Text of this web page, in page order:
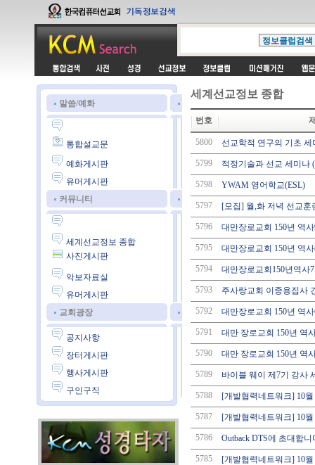
말씀/예화
통합설교문
예화게시판
유머게시판
커뮤니티
세계선교정보 종합
사진게시판
악보자료실
유머게시판
교회광장
공지사항
장터게시판
행사게시판
구인구직
세계선교정보 종합
번호
5800 선교학적 연구의 기초
5799 적정기술과 선교 세미나
5798 YWAM 영어학교(ESL)
5797 [모집] 월,화 저녁 선교훈
5796 대만장로교회 150년 역
5795 대만장로교회 150년 역
5794 대만장로교회150년역사7
5793 주사랑교회 이종용집사
5792 대만장로교회 150년 역
5791 대만 장로교회 150년 역
5790 대만 장로교회 150년 역
5789 바이블 웨이 제7기 강사
5788 [개발협력네트워크] 10
5787 [개발협력네트워크] 10월
5786 Outback DTS에 초대합니
5785 [개발협력네트워크] 10